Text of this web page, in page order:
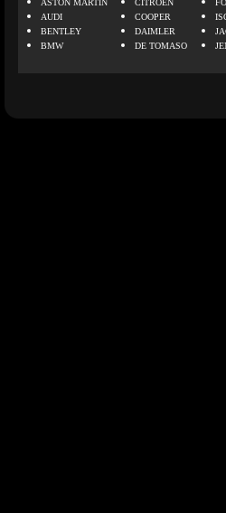
ASTON MARTIN
AUDI
BENTLEY
BMW
CITROEN
COOPER
DAIMLER
DE TOMASO